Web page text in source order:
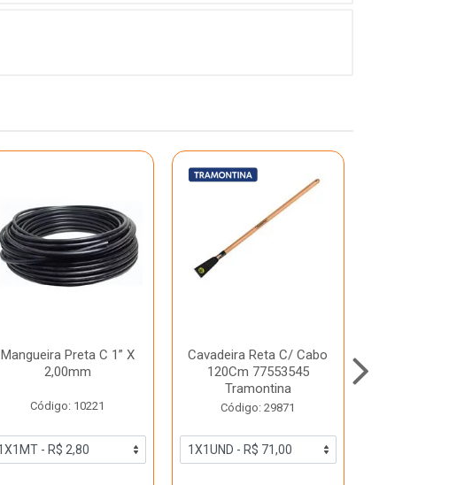
Mangueira Preta C 1” X
2,00mm
Código: 10221
Cavadeira Reta C/ Cabo
120Cm 77553545
Tramontina
Código: 29871